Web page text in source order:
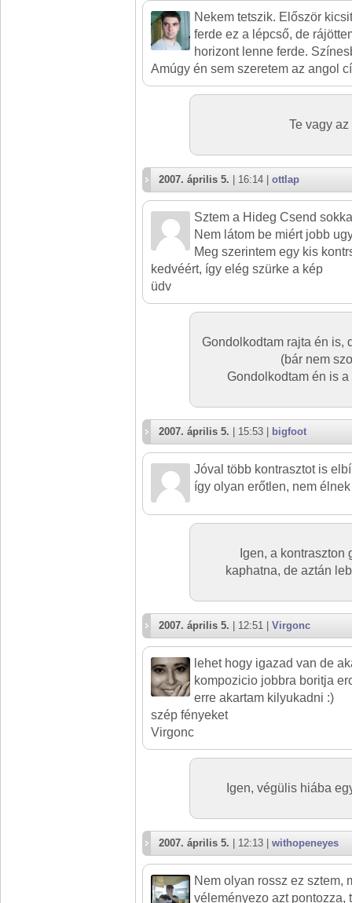
Nekem tetszik. Először
ferde ez a lépcső, de
horizont lenne ferde.
Amúgy én sem szeretem az angol
Te vagy
2007. április 5. | 16:14 | ottlap
Sztem a Hideg Csend
Nem látom be miért jobb
Meg szerintem egy kis
kedvéért, így elég szürke a kép
üdv
Gondolkodtam rajta én is,
(bár nem
Gondolkodtam én is
2007. április 5. | 15:53 | bigfoot
Jóval több kontrasztot is
így olyan erőtlen, nem
Igen, a kontraszton
kaphatna, de aztán
2007. április 5. | 12:51 | Virgonc
lehet hogy igazad van de
kompozicio jobbra boritja
erre akartam kilyukadni :)
szép fényeket
Virgonc
Igen, végülis hiába
2007. április 5. | 12:13 | withopeneyes
Nem olyan rossz ez sztem,
véleményezo azt pontozza,